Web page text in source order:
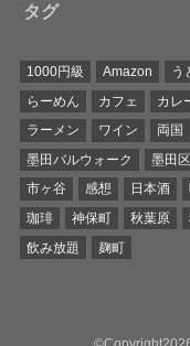
タグ
1000円級 Amazon う
らーめん
カフェ カレ
ラーメン
ワイン 両国
墨田バルウォーク
墨田区
市ヶ谷
感想 日本酒
珈琲
神保町 秋葉原
飲み放題
麹町